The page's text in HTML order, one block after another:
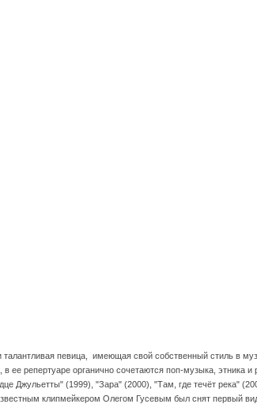
певица, имеющая свой собственный стиль в
ее репертуаре органично сочетаются поп-музыка, этника
Джульетты" (1999), "Зара" (2000), "Там, где течёт река"
клипмейкером Олегом Гусевым был снят первый